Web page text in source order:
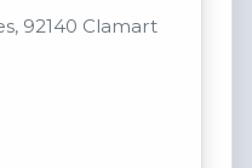
92140 Clamart